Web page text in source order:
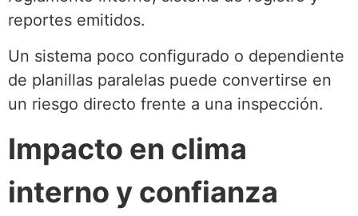
reportes emitidos.
Un sistema poco configurado o dependiente
de planillas paralelas puede convertirse en
un riesgo directo frente a una inspección.
Impacto en clima
interno y confianza